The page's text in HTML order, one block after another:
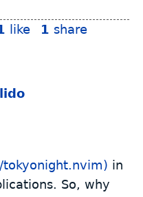
like 1 share
in
So, why